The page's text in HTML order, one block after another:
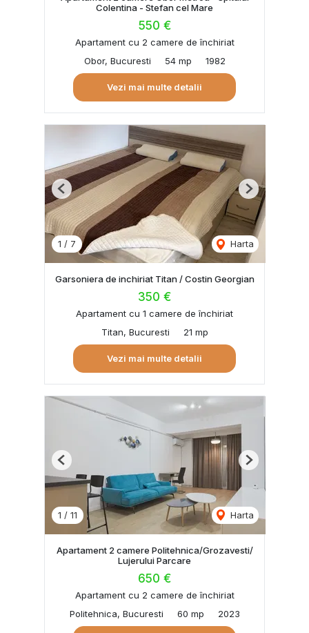
Colentina - Stefan cel Mare
550 €
Apartament cu 2 camere de închiriat
Obor, Bucuresti
54 mp 1982
Vezi mai multe detalii
1 / 7 Harta
Previous Next
Garsoniera de inchiriat Titan / Costin Georgian
350 €
Apartament cu 1 camere de închiriat
Titan, Bucuresti
21 mp
Vezi mai multe detalii
1 / 11 Harta
Previous Next
Apartament 2 camere Politehnica/Grozavesti/
Lujerului Parcare
650 €
Apartament cu 2 camere de închiriat
Politehnica, Bucuresti
60 mp 2023